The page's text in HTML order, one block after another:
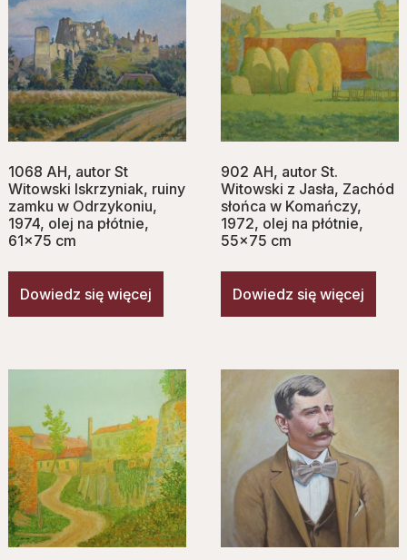
1068 AH, autor St
Witowski Iskrzyniak, ruiny
zamku w Odrzykoniu,
1974, olej na płótnie,
61×75 cm
Dowiedz się więcej
902 AH, autor St.
Witowski z Jasła, Zachód
słońca w Komańczy,
1972, olej na płótnie,
55×75 cm
Dowiedz się więcej